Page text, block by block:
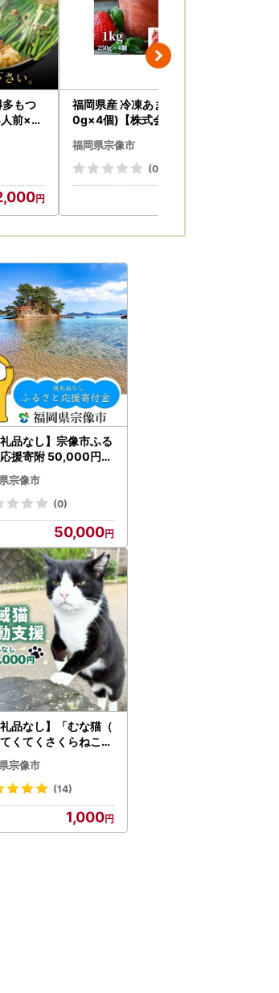
もつ
前×各
福岡県産 冷凍あまおう1kg(25
0g×4個)【株式会社木村食品】
福岡県宗像市
(0)
礼品なし】宗像市ふる
援寄附 50,000円_
宗像市
(0)
50,000
礼品なし】「むな猫（
てくてくさくらねこ）
域猫活動支援【むな
宗像市
(14)
1,000